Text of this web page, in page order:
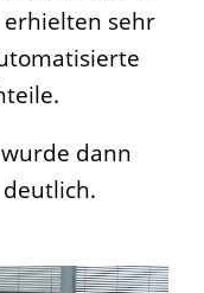
sehr
dann